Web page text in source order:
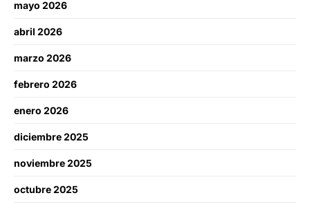
mayo 2026
abril 2026
marzo 2026
febrero 2026
enero 2026
diciembre 2025
noviembre 2025
octubre 2025